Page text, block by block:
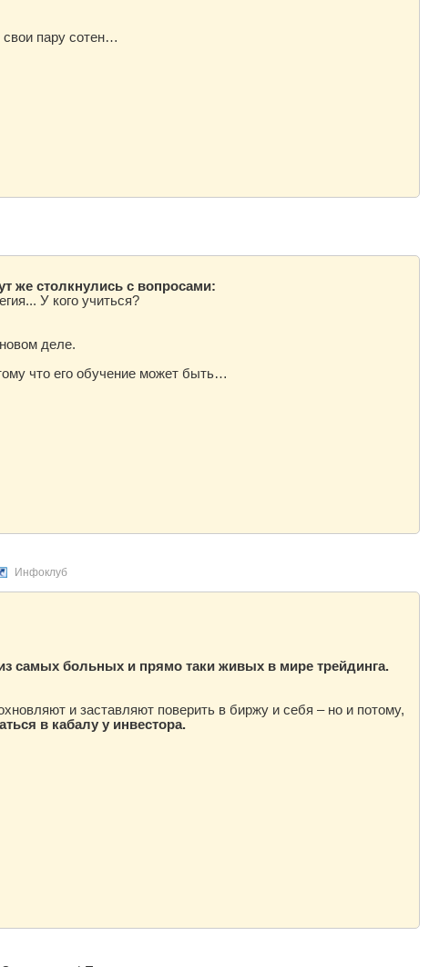
пару сотен…
же столкнулись с вопросами:
У кого учиться?
деле.
что его обучение может быть…
Инфоклуб
самых больных и прямо таки живых в мире трейдинга.
и заставляют поверить в биржу и себя – но и потому,
в кабалу у инвестора.